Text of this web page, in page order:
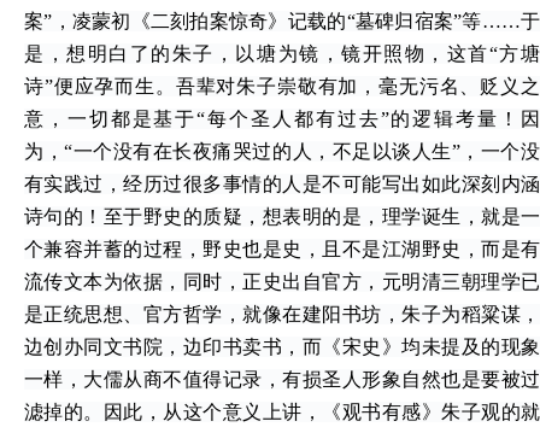
案”，凌蒙初《二刻拍案惊奇》记载的“墓碑归宿案”等……于
是，想明白了的朱子，以塘为镜，镜开照物，这首“方塘
诗”便应孕而生。吾辈对朱子崇敬有加，毫无污名、贬义之
意，一切都是基于“每个圣人都有过去”的逻辑考量！因
为，“一个没有在长夜痛哭过的人，不足以谈人生”，一个没
有实践过，经历过很多事情的人是不可能写出如此深刻内涵
诗句的！至于野史的质疑，想表明的是，理学诞生，就是一
个兼容并蓄的过程，野史也是史，且不是江湖野史，而是有
流传文本为依据，同时，正史出自官方，元明清三朝理学已
是正统思想、官方哲学，就像在建阳书坊，朱子为稻粱谋，
边创办同文书院，边印书卖书，而《宋史》均未提及的现象
一样，大儒从商不值得记录，有损圣人形象自然也是要被过
滤掉的。因此，从这个意义上讲，《观书有感》朱子观的就